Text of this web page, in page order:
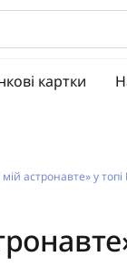
картки
астронавте» у